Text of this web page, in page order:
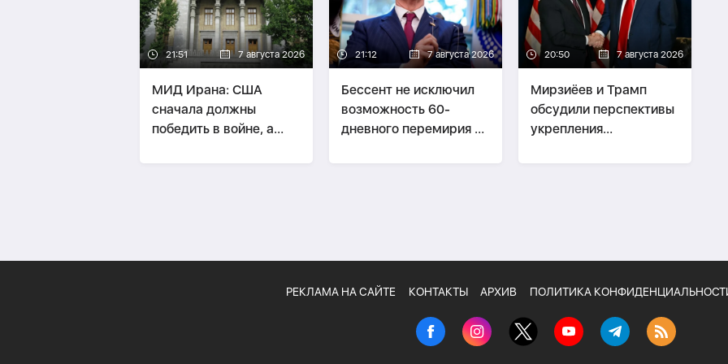
21:51 7 августа 2026
МИД Ирана: США
сначала должны
победить в войне, а
«трофеях» Ирана
21:12 7 августа 2026
Бессент не исключил
возможность 60-
дневного перемирия с
20:50 7 августа 2026
Мирзиёев и Трамп
обсудили перспективы
укрепления
отношений
РЕКЛАМА НА САЙТЕ КОНТАКТЫ АРХИВ ПОЛИТИКА